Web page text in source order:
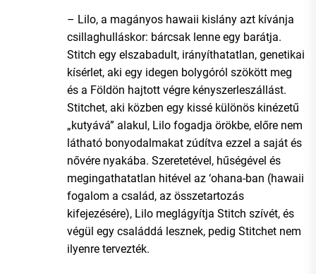
– Lilo, a magányos hawaii kislány azt kívánja
csillaghulláskor: bárcsak lenne egy barátja.
Stitch egy elszabadult, irányíthatatlan, genetikai
kísérlet, aki egy idegen bolygóról szökött meg
és a Földön hajtott végre kényszerleszállást.
Stitchet, aki közben egy kissé különös kinézetű
„kutyává” alakul, Lilo fogadja örökbe, előre nem
látható bonyodalmakat zúdítva ezzel a saját és
nővére nyakába. Szeretetével, hűségével és
megingathatatlan hitével az ‘ohana-ban (hawaii
fogalom a család, az összetartozás
kifejezésére), Lilo meglágyítja Stitch szívét, és
végül egy családdá lesznek, pedig Stitchet nem
ilyenre tervezték.